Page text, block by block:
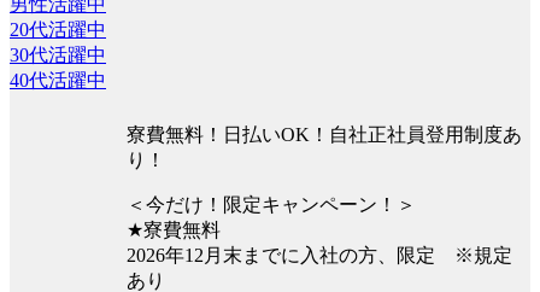
20代活躍中
30代活躍中
40代活躍中
寮費無料！日払いOK！自社正社員登用制度あ
り！
＜今だけ！限定キャンペーン！＞
★寮費無料
2026年12月末までに入社の方、限定 ※規定
あり